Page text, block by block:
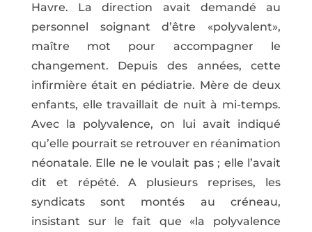
Havre. La direction avait demandé au
personnel soignant d’être «polyvalent»,
maître mot pour accompagner le
changement. Depuis des années, cette
infirmière était en pédiatrie. Mère de deux
enfants, elle travaillait de nuit à mi-temps.
Avec la polyvalence, on lui avait indiqué
qu’elle pourrait se retrouver en réanimation
néonatale. Elle ne le voulait pas ; elle l’avait
dit et répété. A plusieurs reprises, les
syndicats sont montés au créneau,
insistant sur le fait que «la polyvalence